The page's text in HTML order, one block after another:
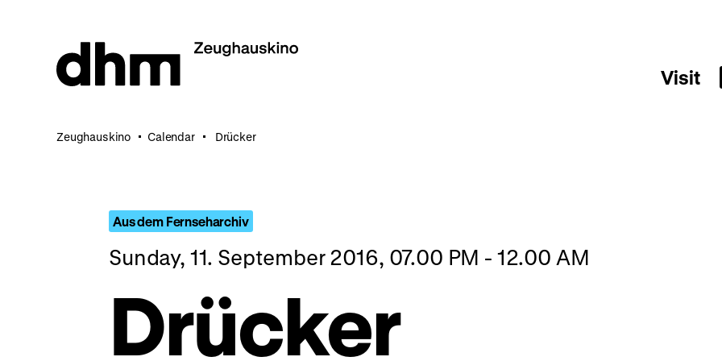
Visit
Zeughauskino Calendar Drücker
Aus dem Fernseharchiv
Sunday, 11. September 2016, 07.00 PM - 12.00 AM
Drücker